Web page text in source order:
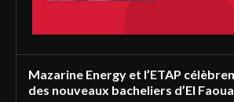
Mazarine Energy et l’ETAP
des nouveaux bacheliers d’El